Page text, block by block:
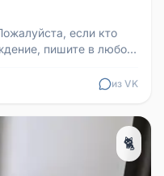
если кто
пишите в любое
из VK
🐈